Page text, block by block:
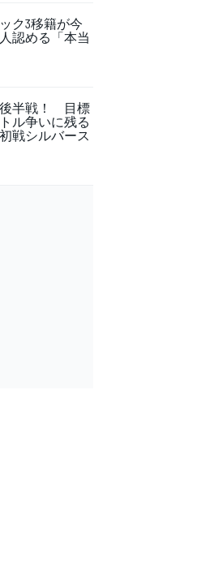
ク3移籍が今
認める「本当
後半戦！ 目標
ル争いに残る
戦シルバース